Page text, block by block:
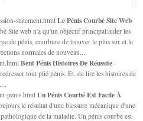
statement.htmlLe Pénis Courbé Site Web
Site web n'a qu'un objectif principal:aider les
de pénis, courbure de trouver le plus sûr et le
normales de nouveau....
Bent Pénis Histoires De Réussite -
tout plié pénis. Et, de lire les histoires de
penis.htmlUn Pénis Courbé Est Facile À
le résultat d'une blessure mécanique d'une
de la maladie. Un pénis courbé est